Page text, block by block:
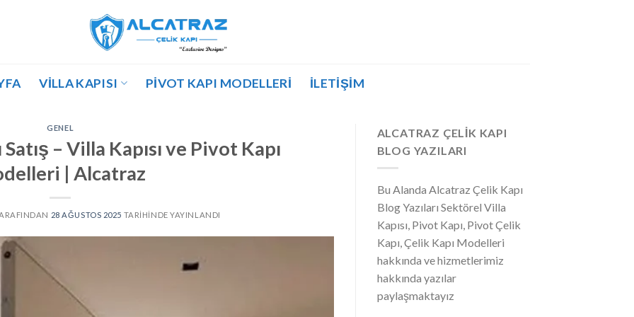
VILLA KAPISI PIVOT KAPI MODELLERI İLETIŞIM
GENEL
– Villa Kapısı ve Pivot Kapı
| Alcatraz
28 AĞUSTOS 2025 TARIHINDE YAYINLANDI
ALCATRAZ ÇELIK KAPI
BLOG YAZILARI
Bu Alanda Alcatraz Çelik Kapı
Blog Yazıları Sektörel Villa
Kapısı, Pivot Kapı, Pivot Çelik
Kapı, Çelik Kapı Modelleri
hakkında ve hizmetlerimiz
hakkında yazılar
paylaşmaktayız